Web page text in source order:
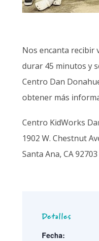
Nos encanta recibir
durar 45 minutos y
Centro Dan
obtener más
Centro KidWorks
1902 W. Chestnut
Santa Ana, CA 92703
Detalles
Fecha: